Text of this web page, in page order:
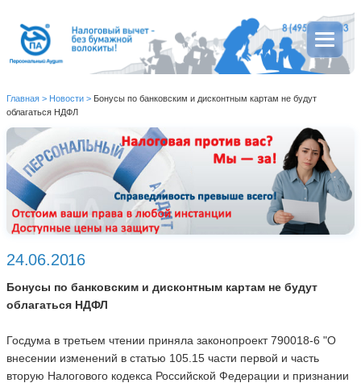
Главная > Новости > Бонусы по банковским и дисконтным картам не будут
облагаться НДФЛ
24.06.2016
Бонусы по банковским и дисконтным картам не будут
облагаться НДФЛ
Госдума в третьем чтении приняла законопроект 790018-6 "О
внесении изменений в статью 105.15 части первой и часть
вторую Налогового кодекса Российской Федерации и признании